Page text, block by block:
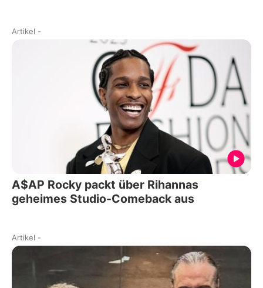
Artikel -
A$AP Rocky packt über Rihannas
geheimes Studio-Comeback aus
Artikel -